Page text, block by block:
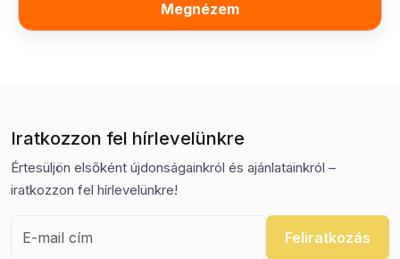
Megnézem
Iratkozzon fel hírlevelünkre
Értesüljön elsőként újdonságainkról és ajánlatainkról –
iratkozzon fel hírlevelünkre!
Feliratkozás